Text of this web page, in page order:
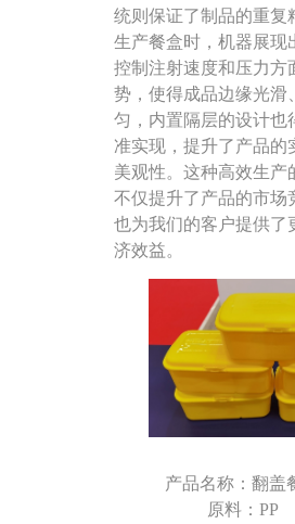
统则保证了制品的重复
生产餐盒时，机器展现
控制注射速度和压力方
势，使得成品边缘光滑
匀，内置隔层的设计也
准实现，提升了产品的
美观性。这种高效生产
不仅提升了产品的市场
也为我们的客户提供了
济效益。
产品名称： 翻盖
原料： PP